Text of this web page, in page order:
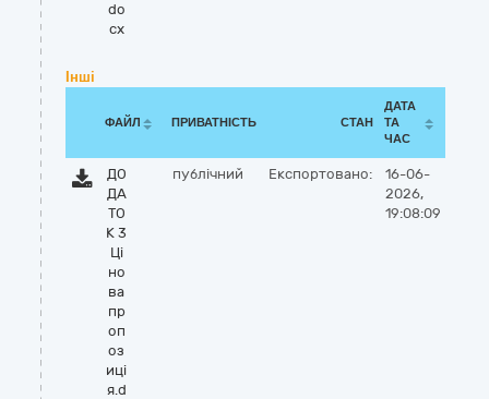
do
cx
Інші
ФАЙЛ ПРИВАТНІСТЬ СТАН
ДАТА
ТА
ЧАС
ДО
ДА
ТО
К 3
Ці
но
ва
пр
оп
оз
иці
я.d
публічний Експортовано:
16-06-
2026,
19:08:09